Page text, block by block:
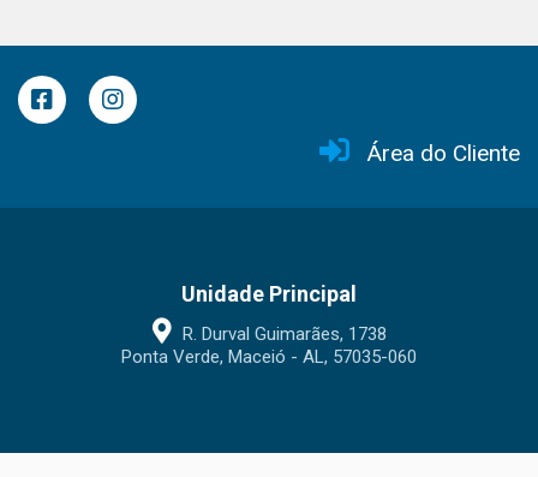
Área do Cliente
Unidade Principal
R. Durval Guimarães, 1738
Ponta Verde, Maceió - AL, 57035-060